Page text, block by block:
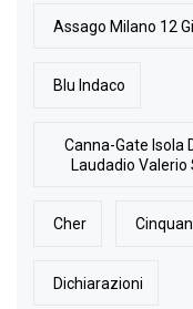
Assago Milano 12
Blu Indaco
Canna-Gate Isola
Laudadio
Cher
Dichiarazioni